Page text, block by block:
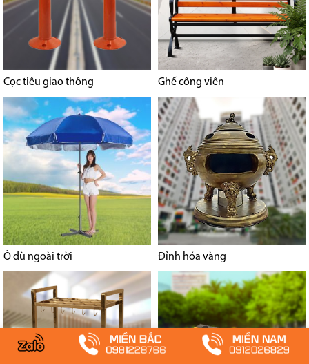
Cọc tiêu giao thông Ghế công viên
Ô dù ngoài trời Đỉnh hóa vàng